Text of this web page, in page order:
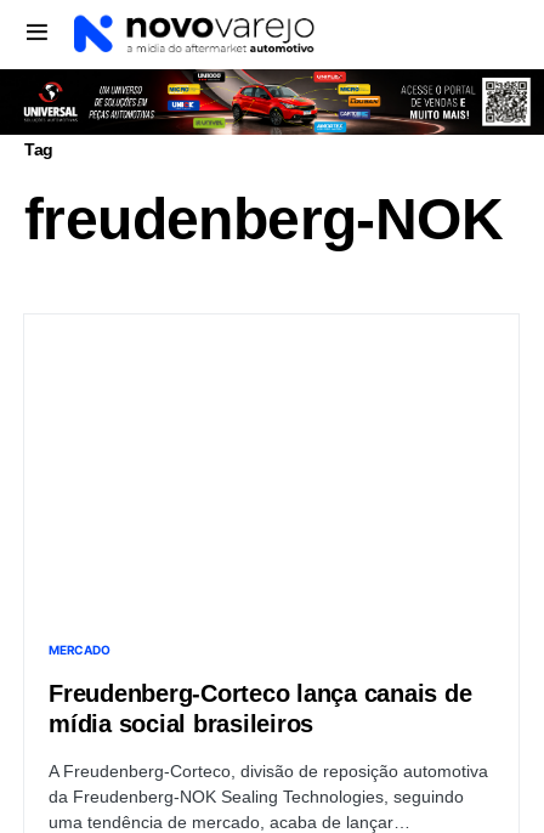
Tag
freudenberg-NOK
MERCADO
Freudenberg-Corteco lança canais de
mídia social brasileiros
A Freudenberg-Corteco, divisão de reposição automotiva
da Freudenberg-NOK Sealing Technologies, seguindo
uma tendência de mercado, acaba de lançar…